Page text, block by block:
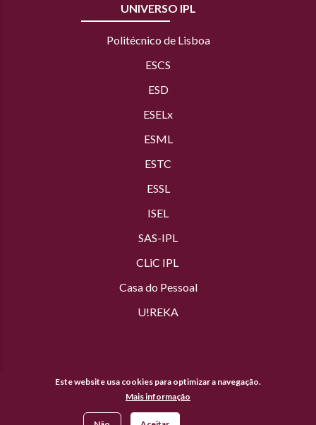
UNIVERSO IPL
Politécnico de Lisboa
ESCS
ESD
ESELx
ESML
ESTC
ESSL
ISEL
SAS-IPL
CLiC IPL
Casa do Pessoal
U!REKA
© Copyright Politécnico de Lisboa 2019-
Este website usa cookies para optimizar a navegação.
Mais informação